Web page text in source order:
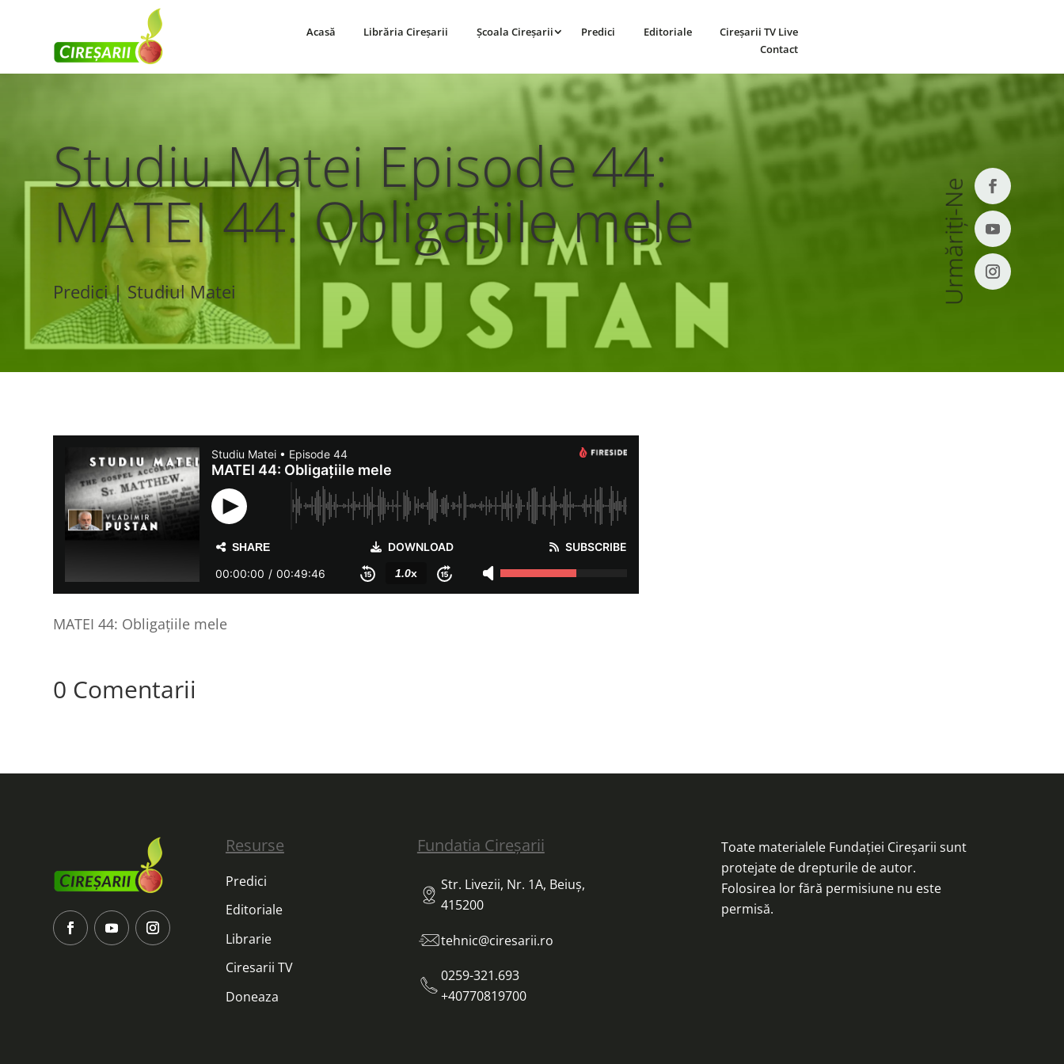
Acasă Librăria Cireșarii Școala Cireșarii Predici Editoriale
Cireșarii TV Live
Contact
Studiu Matei Episode 44:
MATEI 44: Obligațiile mele
Predici | Studiul Matei Urmăriți-Ne
MATEI 44: Obligațiile mele
0 Comentarii
Resurse
Predici
Editoriale
Librarie
Ciresarii TV
Doneaza
Fundatia Cireșarii
Str. Livezii, Nr. 1A, Beiuș,
415200
tehnic@ciresarii.ro
0259-321.693
+40770819700
Toate materialele Fundației Cireșarii sunt
protejate de drepturile de autor.
Folosirea lor fără permisiune nu este
permisă.